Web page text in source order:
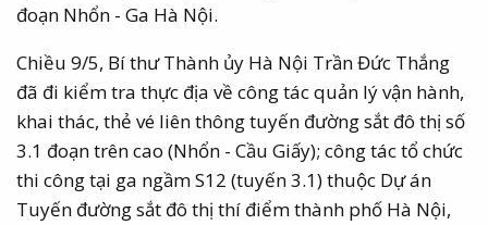
đoạn Nhổn - Ga Hà Nội.
Chiều 9/5, Bí thư Thành ủy Hà Nội Trần Đức Thắng
đã đi kiểm tra thực địa về công tác quản lý vận hành,
khai thác, thẻ vé liên thông tuyến đường sắt đô thị số
3.1 đoạn trên cao (Nhổn - Cầu Giấy); công tác tổ chức
thi công tại ga ngầm S12 (tuyến 3.1) thuộc Dự án
Tuyến đường sắt đô thị thí điểm thành phố Hà Nội,